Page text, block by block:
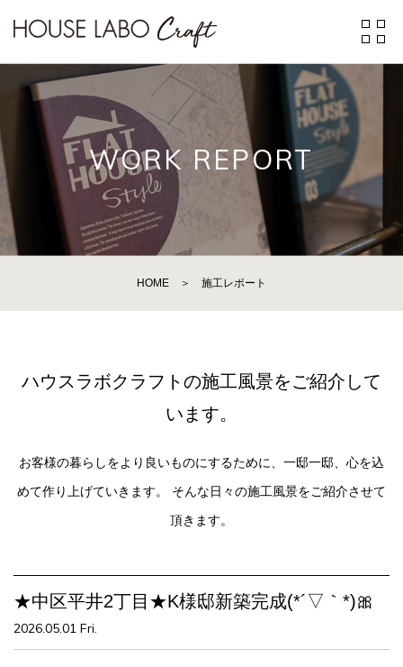
WORK REPORT
HOME ＞ 施工レポート
ハウスラボクラフトの施工風景をご紹介して
います。
お客様の暮らしをより良いものにするために、一邸一邸、心を込
めて作り上げていきます。
そんな日々の施工風景をご紹介させて
頂きます。
★中区平井2丁目★K様邸新築完成(*´▽｀*)🎀
2026.05.01 Fri.